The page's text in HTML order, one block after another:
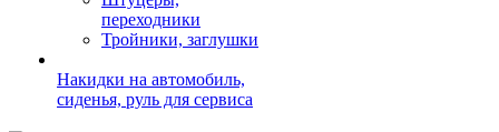
переходники
Тройники, заглушки
Накидки на автомобиль,
сиденья, руль для сервиса